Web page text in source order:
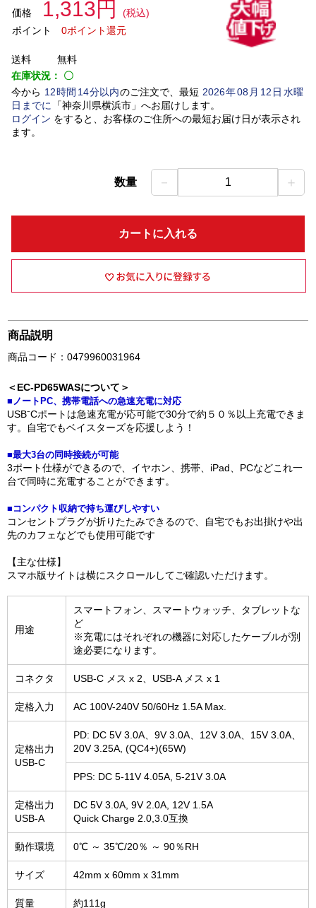
価格 1,313円
(税込)
ポイント
0ポイント還元
送料
無料
在庫状況： 〇
今から 12時間 14分以内のご注文で、最短 2026年08 月 12 日水曜
日 までに 「神奈川県横浜市」 へお届けします。
ログイン をすると、お客様のご住所への最短お届け日が表示され
ます。
数量 － 1 ＋
カートに入れる
商品説明
商品コード：0479960031964
＜EC-PD65WASについて＞
■ノートPC、携帯電話への急速充電に対応
USB⁻Cポートは急速充電が応可能で30分で約５０％以上充電できま
す。自宅でもベイスターズを応援しよう！
■最大3台の同時接続が可能
3ポート仕様ができるので、イヤホン、携帯、iPad、PCなどこれ一
台で同時に充電することができます。
■コンパクト収納で持ち運びしやすい
コンセントプラグが折りたたみできるので、自宅でもお出掛けや出
先のカフェなどでも使用可能です
【主な仕様】
スマホ版サイトは横にスクロールしてご確認いただけます。
用途
スマートフォン、スマートウォッチ、タブレットな
ど
※充電にはそれぞれの機器に対応したケーブルが別
途必要になります。
コネクタ USB-C メス x 2、USB-A メス x 1
定格入力 AC 100V-240V 50/60Hz 1.5A Max.
定格出力
USB-C
PD: DC 5V 3.0A、9V 3.0A、12V 3.0A、15V 3.0A、
20V 3.25A, (QC4+)(65W)
PPS: DC 5-11V 4.05A, 5-21V 3.0A
定格出力
USB-A
DC 5V 3.0A, 9V 2.0A, 12V 1.5A
Quick Charge 2.0,3.0互換
動作環境 0℃ ～ 35℃/20％ ～ 90％RH
サイズ 42mm x 60mm x 31mm
質量 約111g